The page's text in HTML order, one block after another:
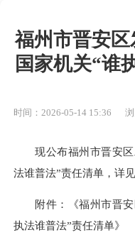
福州市晋安区
国家机关“谁
时间：2026-05-14 15:36
现公布福州市晋安
法谁普法”责任清单，详见
附件：《福州市晋
执法谁普法”责任清单》